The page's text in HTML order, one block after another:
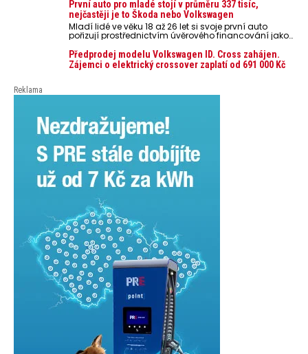
První auto pro mladé stojí v průměru 337 tisíc,
nejčastěji je to Škoda nebo Volkswagen
Mladí lidé ve věku 18 až 26 let si svoje první auto
pořizují prostřednictvím úvěrového financování jako
auto. Průměrná pořizovací cena vozu dosahuje 337
tisíc korun a průměrná financovaná částka
přesahuje 251 tisíc korun. Vyplývá to z dat Leasingu
Předprodej modelu Volkswagen ID. Cross zahájen.
Zájemci o elektrický crossover zaplatí od 691 000 Kč
Reklama